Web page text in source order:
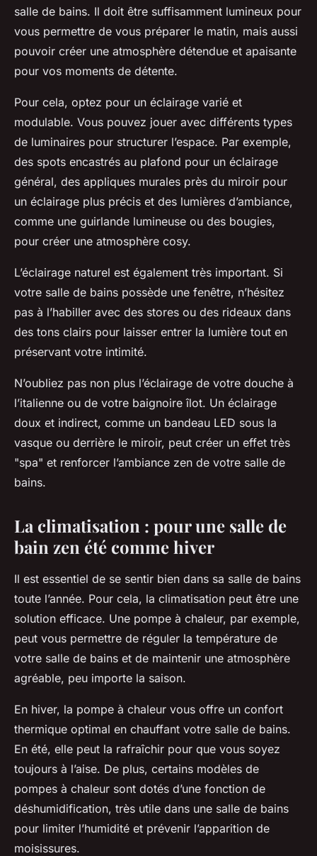
salle de bains. Il doit être suffisamment lumineux pour
vous permettre de vous préparer le matin, mais aussi
pouvoir créer une atmosphère détendue et apaisante
pour vos moments de détente.
Pour cela, optez pour un éclairage varié et
modulable. Vous pouvez jouer avec différents types
de luminaires pour structurer l’espace. Par exemple,
des spots encastrés au plafond pour un éclairage
général, des appliques murales près du miroir pour
un éclairage plus précis et des lumières d’ambiance,
comme une guirlande lumineuse ou des bougies,
pour créer une atmosphère cosy.
L’éclairage naturel est également très important. Si
votre salle de bains possède une fenêtre, n’hésitez
pas à l’habiller avec des stores ou des rideaux dans
des tons clairs pour laisser entrer la lumière tout en
préservant votre intimité.
N’oubliez pas non plus l’éclairage de votre douche à
l’italienne ou de votre baignoire îlot. Un éclairage
doux et indirect, comme un bandeau LED sous la
vasque ou derrière le miroir, peut créer un effet très
"spa" et renforcer l’ambiance zen de votre salle de
bains.
La climatisation : pour une salle de
bain zen été comme hiver
Il est essentiel de se sentir bien dans sa salle de bains
toute l’année. Pour cela, la climatisation peut être une
solution efficace. Une pompe à chaleur, par exemple,
peut vous permettre de réguler la température de
votre salle de bains et de maintenir une atmosphère
agréable, peu importe la saison.
En hiver, la pompe à chaleur vous offre un confort
thermique optimal en chauffant votre salle de bains.
En été, elle peut la rafraîchir pour que vous soyez
toujours à l’aise. De plus, certains modèles de
pompes à chaleur sont dotés d’une fonction de
déshumidification, très utile dans une salle de bains
pour limiter l’humidité et prévenir l’apparition de
moisissures.